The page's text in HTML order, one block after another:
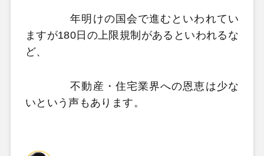
年明けの国会で進むといわれてい
ますが180日の上限規制があるといわれるな
ど、
不動産・住宅業界への恩恵は少な
いという声もあります。